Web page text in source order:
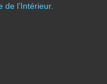
l’Intérieur.